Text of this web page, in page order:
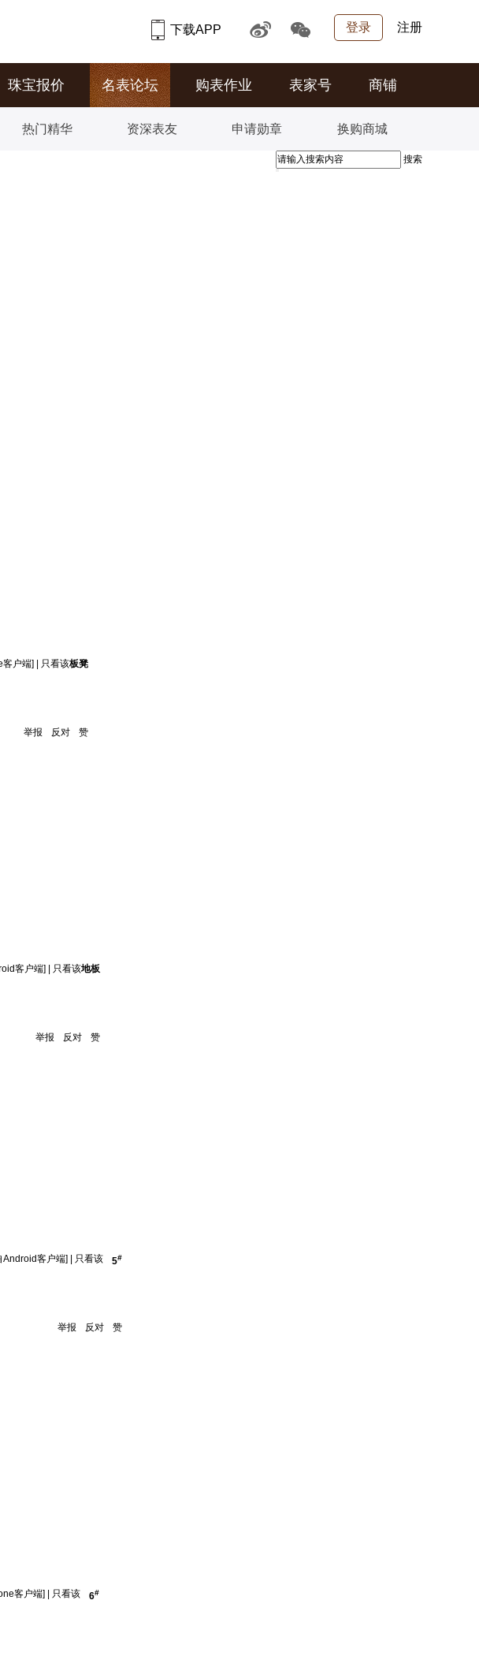
登录 注册
下载APP
珠宝报价 名表论坛 购表作业 表家号 商铺
热门精华 资深表友 申请勋章 换购商城
搜索
板凳
客户端]
只看该
举报 反对 赞
地板
客户端]
只看该
举报 反对 赞
5#
Android客户端]
只看该
举报 反对 赞
6#
客户端]
只看该